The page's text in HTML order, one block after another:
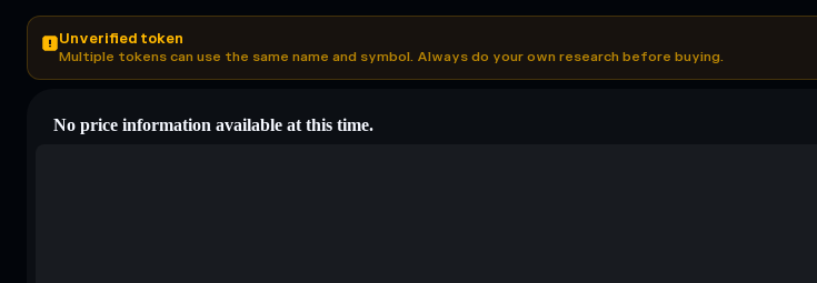
Unverified token
Multiple tokens can use the same name and symbol. Always do your own research before buying.
No price information available at this time.